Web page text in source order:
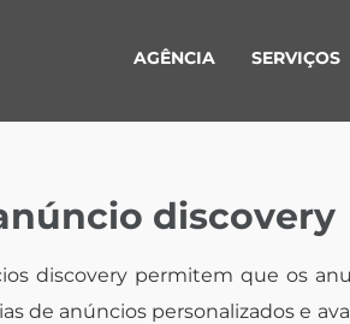
AGÊNCIA SERVIÇOS
discovery
discovery permitem que os
de anúncios personalizados e